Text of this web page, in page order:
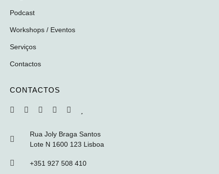
Podcast
Workshops / Eventos
Serviços
Contactos
CONTACTOS
Rua Joly Braga Santos
Lote N 1600 123 Lisboa
+351 927 508 410